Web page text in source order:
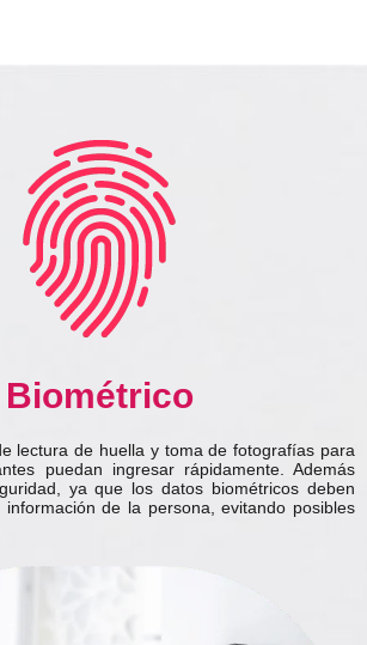
Biométrico
lectura de huella y toma de fotografías para
puedan ingresar rápidamente. Además
ya que los datos biométricos deben
de la persona, evitando posibles